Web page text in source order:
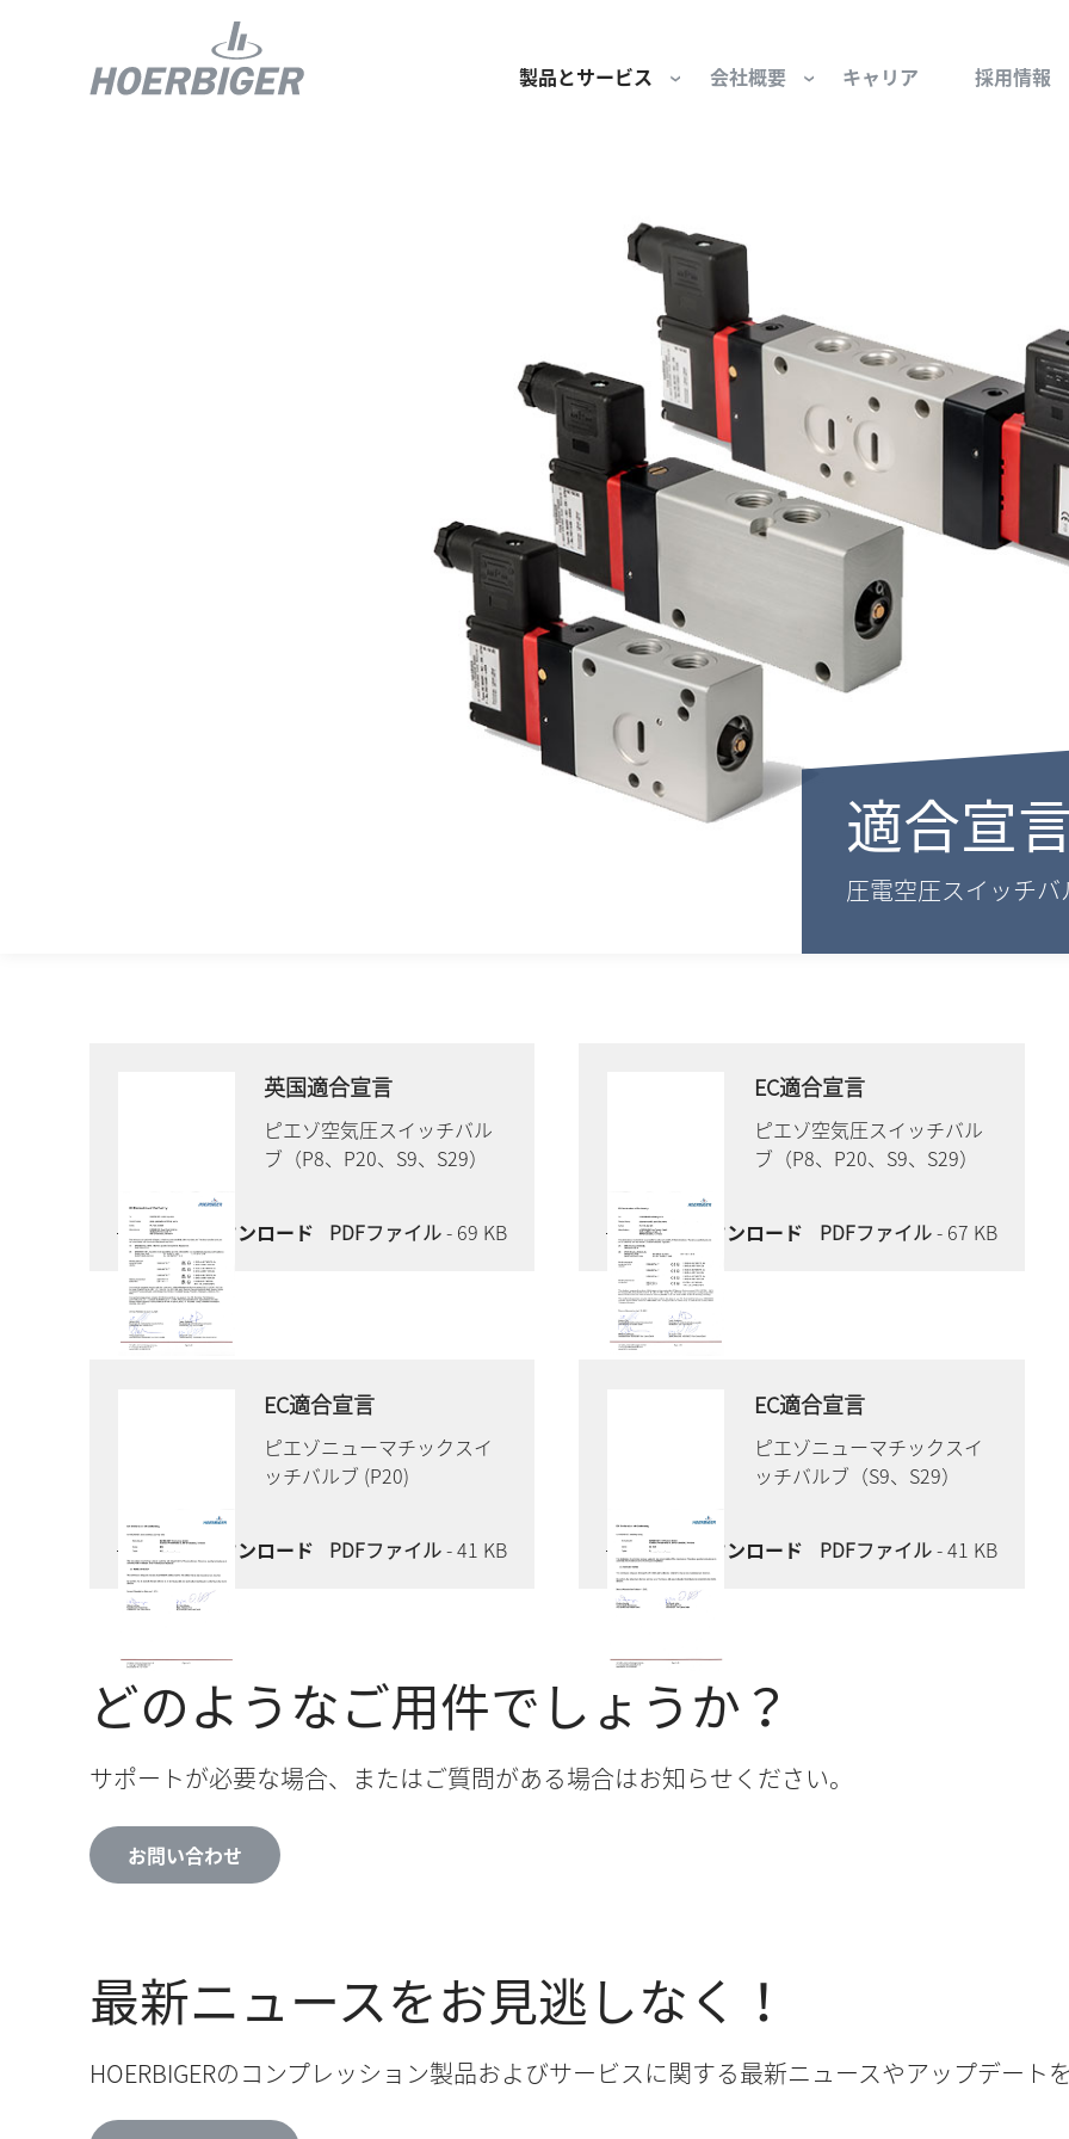
製品とサービス
コンプレッサー用部品とサービス
水素産業向けコンポーネント
回転ユニオンとスリップリング
ガスエンジン用部品
産業分野・当社の
会社概要
会社概要
組織と役員
文化と価値観
サステナビリティ
私たちの原点
キャリア 採用情報
適合宣
圧電空圧スイッチバ
英国適合宣言
ピエゾ空気圧スイッチバル
ブ（P8、P20、S9、S29）
今すぐダウンロード PDFファイル- 69 KB
EC適合宣言
ピエゾ空気圧スイッチバル
ブ（P8、P20、S9、S29）
今すぐダウンロード PDFファイル- 67 KB
EC適合宣言
ピエゾニューマチックスイ
ッチバルブ (P20)
今すぐダウンロード PDFファイル- 41 KB
EC適合宣言
ピエゾニューマチックスイ
ッチバルブ（S9、S29）
今すぐダウンロード PDFファイル- 41 KB
どのようなご用件でしょうか？
サポートが必要な場合、またはご質問がある場合はお知らせください。
お問い合わせ
最新ニュースをお見逃しなく！
HOERBIGERのコンプレッション製品およびサービスに関する最新ニュースやアップデー